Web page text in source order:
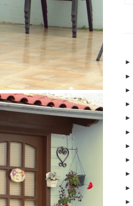
►
►
►
►
►
►
►
►
►
►
►